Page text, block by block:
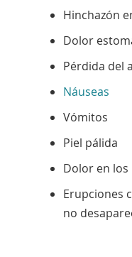
Hinchazón
Dolor
Pérdida del
Náuseas
Vómitos
Piel pálida
Dolor en los
Erupciones
no